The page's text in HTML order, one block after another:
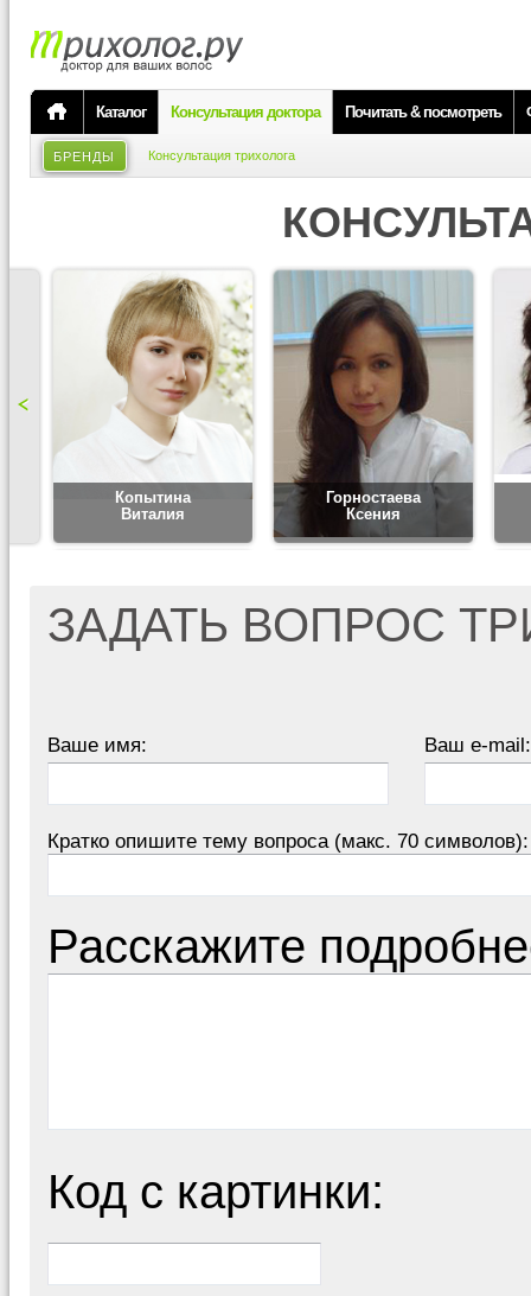
Каталог Консультация доктора Почитать & посмотреть
БРЕНДЫ Консультация трихолога
Копытина
Виталия
Горностаева
Ксения
ЗАДАТЬ ВОПРОС
Ваше имя: Ваш e-mail:
Кратко опишите тему вопроса (макс. 70 символов):
Расскажите
Код с картинки: